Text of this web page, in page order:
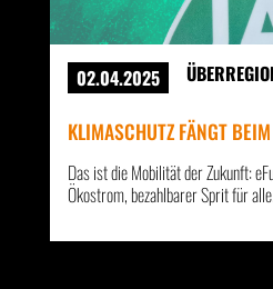
02.04.2025
KLIMASCHUTZ FÄNGT
Das ist die Mobilität der Zukunft:
Ökostrom, bezahlbarer Sprit für alle.